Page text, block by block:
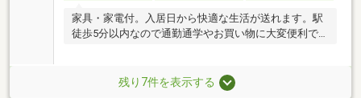
家具・家電付。入居日から快適な生活が送れます。駅
徒歩5分以内なので通勤通学やお買い物に大変便利で
残り7件を表示する